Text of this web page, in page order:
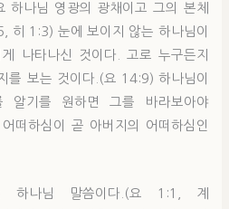
하나님 영광의 광채이고 그의 본체
히 1:3) 눈에 보이지 않는 하나님이
나타나신 것이다. 고로 누구든지
를 보는 것이다.(요 14:9) 하나님이
알기를 원하면 그를 바라보아야
떠하심이 곧 아버지의 어떠하심인
하나님 말씀이다.(요 1:1, 계